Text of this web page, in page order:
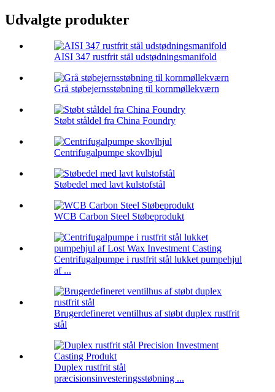
Udvalgte produkter
AISI 347 rustfrit stål udstødningsmanifold
Grå støbejernsstøbning til kornmøllekværn
Støbt ståldel fra China Foundry
Centrifugalpumpe skovlhjul
Støbedel med lavt kulstofstål
WCB Carbon Steel Støbeprodukt
Centrifugalpumpe i rustfrit stål lukket pumpehjul
af ...
Brugerdefineret ventilhus af støbt duplex rustfrit
stål
Duplex rustfrit stål
præcisionsinvesteringsstøbning ...